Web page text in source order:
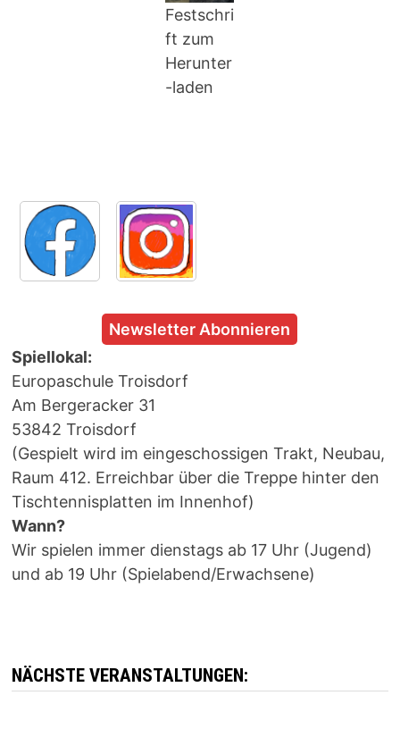
Festschri
ft zum
Herunter
-laden
Newsletter Abonnieren
Spiellokal:
Europaschule Troisdorf
Am Bergeracker 31
53842 Troisdorf
(Gespielt wird im eingeschossigen Trakt, Neubau,
Raum 412. Erreichbar über die Treppe hinter den
Tischtennisplatten im Innenhof)
Wann?
Wir spielen immer dienstags ab 17 Uhr (Jugend)
und ab 19 Uhr (Spielabend/Erwachsene)
NÄCHSTE VERANSTALTUNGEN: